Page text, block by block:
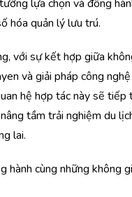
lựa chọn và đồng
hóa quản lý lưu trú.
với sự kết hợp giữa
và giải pháp công
hệ hợp tác này sẽ tiếp
tầm trải nghiệm du
lai.
hành cùng những không